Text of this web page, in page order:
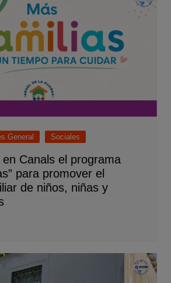
General Sociales
Canals el programa
para promover el
de niños, niñas y